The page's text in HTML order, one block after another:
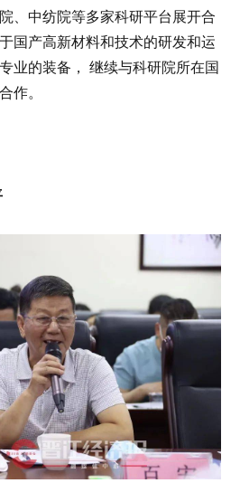
、中纺院等多家科研平台展开合
国产高新材料和技术的研发和运
业的装备， 继续与科研院所在国
作。